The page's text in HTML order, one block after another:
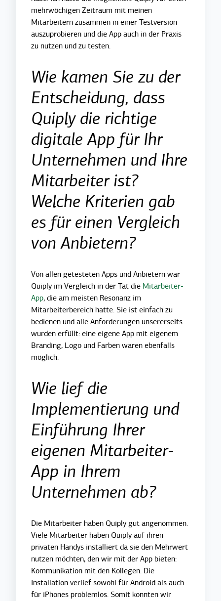
mehrwöchigen Zeitraum mit meinen
Mitarbeitern zusammen in einer Testversion
auszuprobieren und die App auch in der Praxis
zu nutzen und zu testen.
Wie kamen Sie zu der
Entscheidung, dass
Quiply die richtige
digitale App für Ihr
Unternehmen und Ihre
Mitarbeiter ist?
Welche Kriterien gab
es für einen Vergleich
von Anbietern?
Von allen getesteten Apps und Anbietern war
Quiply im Vergleich in der Tat die Mitarbeiter-
App, die am meisten Resonanz im
Mitarbeiterbereich hatte. Sie ist einfach zu
bedienen und alle Anforderungen unsererseits
wurden erfüllt: eine eigene App mit eigenem
Branding, Logo und Farben waren ebenfalls
möglich.
Wie lief die
Implementierung und
Einführung Ihrer
eigenen Mitarbeiter-
App in Ihrem
Unternehmen ab?
Die Mitarbeiter haben Quiply gut angenommen.
Viele Mitarbeiter haben Quiply auf ihren
privaten Handys installiert da sie den Mehrwert
nutzen möchten, den wir mit der App bieten:
Kommunikation mit den Kollegen. Die
Installation verlief sowohl für Android als auch
für iPhones problemlos. Somit konnten wir